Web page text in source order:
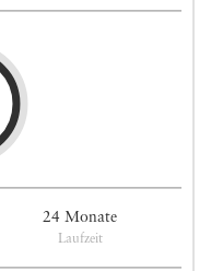
24 Monate
Laufzeit